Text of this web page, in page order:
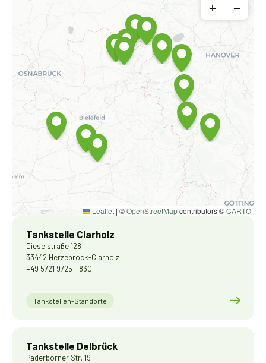
+ −
Leaflet | ©OpenStreetMapcontributors ©CARTO
Tankstelle Clarholz
Dieselstraße 128
33442 Herzebrock-Clarholz
+49 5721 9725 - 830
Tankstellen-Standorte
Tankstelle Delbrück
Paderborner Str. 19